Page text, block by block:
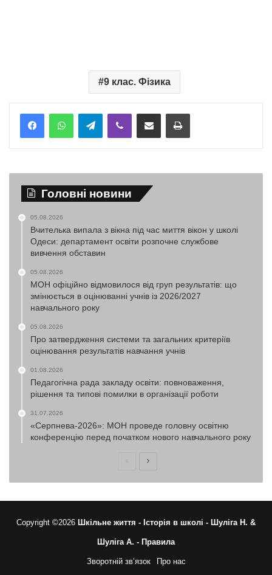
9 клас. Фізика
TelegramViber Надіслати електронною поштоюНадрукувати
Головні новини
05.08.2026
Вчителька випала з вікна під час миття вікон у школі
Одеси: департамент освіти розпочне службове
вивчення обставин
05.08.2026
МОН офіційно відмовилося від груп результатів: що
змінюється в оцінюванні учнів із 2026/2027
навчального року
05.08.2026
Про затвердження системи та загальних критеріїв
оцінювання результатів навчання учнів
01.08.2026
Педагогічна рада закладу освіти: повноваження,
рішення та типові помилки в організації роботи
31.07.2026
«Серпнева-2026»: МОН проведе головну освітню
конференцію перед початком нового навчального року
ПопередняНаступна
Copyright ©2026 Шкільне життя - Історія в школі - Шуліга Н. &
Шуліга А. - Правила
Зворотній зв’язок Про нас